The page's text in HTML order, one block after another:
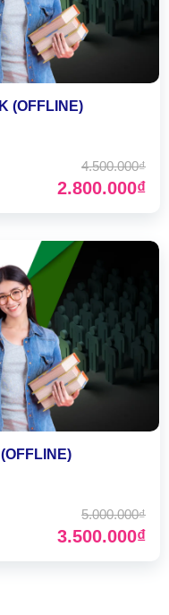
(OFFLINE)
4.500.000₫
2.800.000₫
5.000.000₫
3.500.000₫